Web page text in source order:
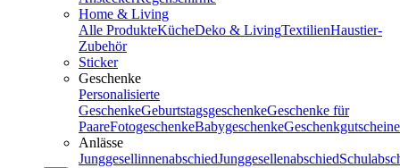
Home & Living
Alle ProdukteKücheDeko & LivingTextilienHaustier-
Zubehör
Sticker
Geschenke
Personalisierte
GeschenkeGeburtstagsgeschenkeGeschenke für
PaareFotogeschenkeBabygeschenkeGeschenkgutscheine
Anlässe
JunggesellinnenabschiedJunggesellenabschied